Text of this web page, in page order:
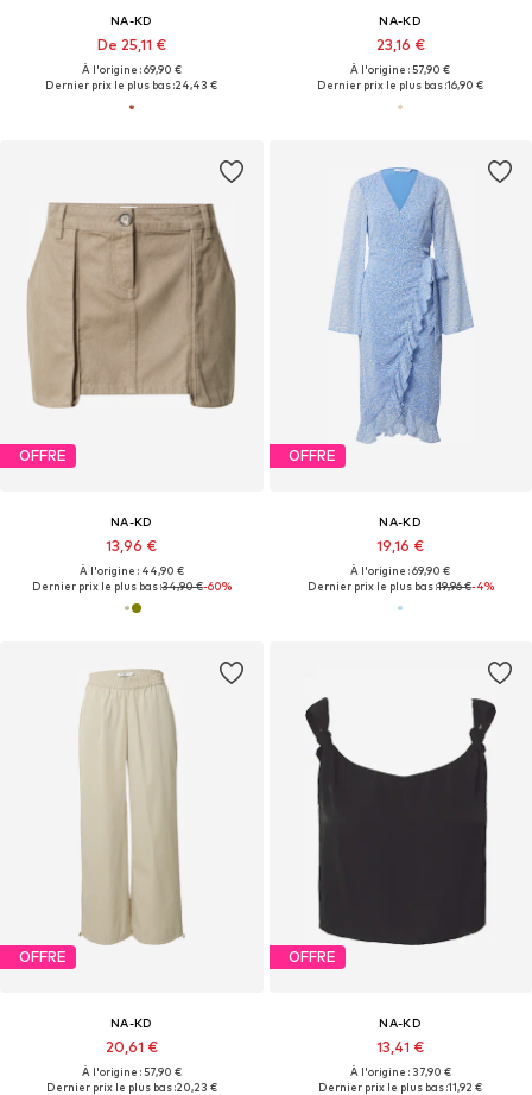
NA-KD
De 25,11 €
À l'origine : 69,90 €
Dernier prix le plus bas :24,43 €
NA-KD
23,16 €
À l'origine : 57,90 €
Dernier prix le plus bas :16,90 €
OFFRE
NA-KD
13,96 €
À l'origine : 44,90 €
Dernier prix le plus bas :34,90 €-60%
OFFRE
NA-KD
19,16 €
À l'origine : 69,90 €
Dernier prix le plus bas :19,96 €-4%
OFFRE
NA-KD
20,61 €
À l'origine : 57,90 €
Dernier prix le plus bas :20,23 €
OFFRE
NA-KD
13,41 €
À l'origine : 37,90 €
Dernier prix le plus bas :11,92 €